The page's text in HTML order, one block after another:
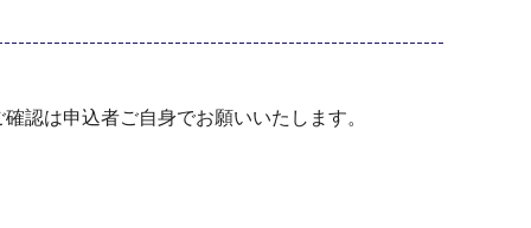
認は申込者ご自身でお願いいたします。